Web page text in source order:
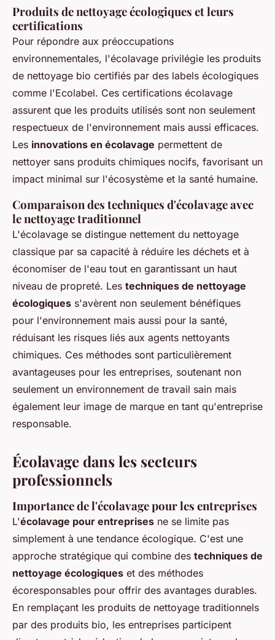
Produits de nettoyage écologiques et leurs
certifications
Pour répondre aux préoccupations
environnementales, l'écolavage privilégie les produits
de nettoyage bio certifiés par des labels écologiques
comme l'Ecolabel. Ces certifications écolavage
assurent que les produits utilisés sont non seulement
respectueux de l'environnement mais aussi efficaces.
Les innovations en écolavage permettent de
nettoyer sans produits chimiques nocifs, favorisant un
impact minimal sur l'écosystème et la santé humaine.
Comparaison des techniques d'écolavage avec
le nettoyage traditionnel
L'écolavage se distingue nettement du nettoyage
classique par sa capacité à réduire les déchets et à
économiser de l'eau tout en garantissant un haut
niveau de propreté. Les techniques de nettoyage
écologiques s'avèrent non seulement bénéfiques
pour l'environnement mais aussi pour la santé,
réduisant les risques liés aux agents nettoyants
chimiques. Ces méthodes sont particulièrement
avantageuses pour les entreprises, soutenant non
seulement un environnement de travail sain mais
également leur image de marque en tant qu'entreprise
responsable.
Écolavage dans les secteurs
professionnels
Importance de l'écolavage pour les entreprises
L'écolavage pour entreprises ne se limite pas
simplement à une tendance écologique. C'est une
approche stratégique qui combine des techniques de
nettoyage écologiques et des méthodes
écoresponsables pour offrir des avantages durables.
En remplaçant les produits de nettoyage traditionnels
par des produits bio, les entreprises participent